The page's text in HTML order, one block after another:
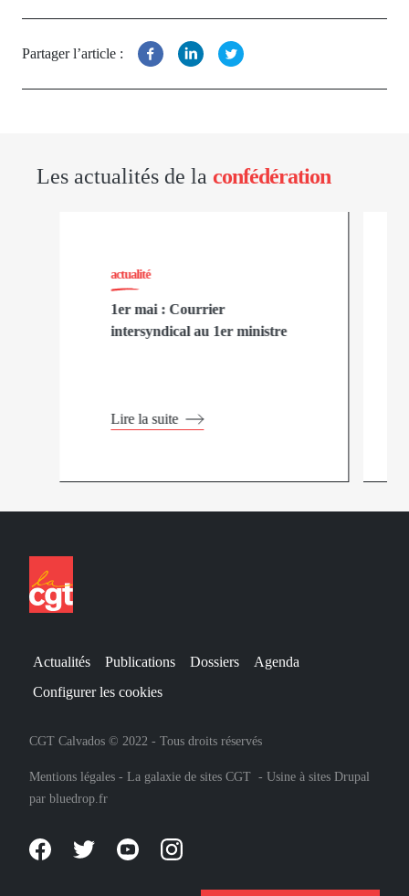
Partager l’article :
Les actualités de la confédération
actualité
1er mai : Courrier
intersyndical au 1er ministre
Lire la suite
Actualités Publications Dossiers
Agenda
Configurer les cookies
CGT Calvados © 2022 - Tous droits réservés
Mentions légales - La galaxie de sites CGT - Usine à sites Drupal
par bluedrop.fr